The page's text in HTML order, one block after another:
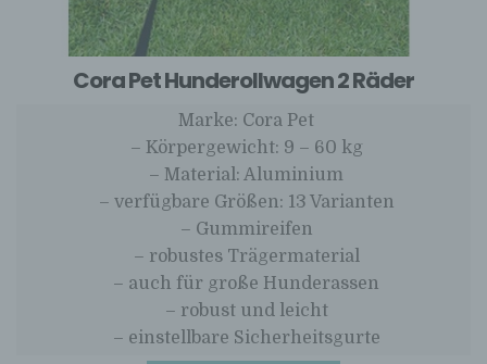
Cora Pet Hunderollwagen 2 Räder
Marke: Cora Pet
– Körpergewicht: 9 – 60 kg
– Material: Aluminium
– verfügbare Größen: 13 Varianten
– Gummireifen
– robustes Trägermaterial
– auch für große Hunderassen
– robust und leicht
– einstellbare Sicherheitsgurte